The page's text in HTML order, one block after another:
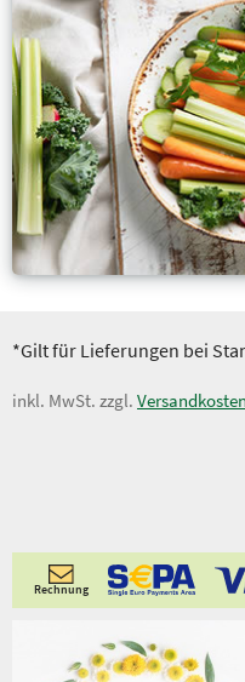
*Gilt für Lieferungen bei
inkl. MwSt. zzgl. Versandkosten
Rechnung